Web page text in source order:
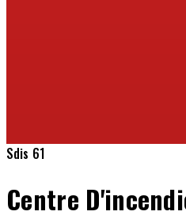
Sdis 61
Centre